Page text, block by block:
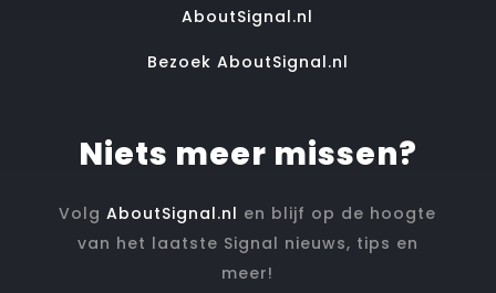
AboutSignal.nl
Bezoek AboutSignal.nl
Niets meer missen?
VolgAboutSignal.nl en blijf op de hoogte
van het laatste Signal nieuws, tips en
meer!